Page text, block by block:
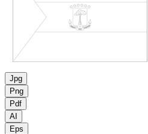
Jpg
Png
Pdf
AI
Eps